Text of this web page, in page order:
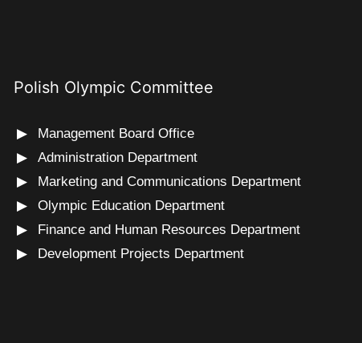
Polish Olympic Committee
Management Board Office
Administration Department
Marketing and Communications Department
Olympic Education Department
Finance and Human Resources Department
Development Projects Department